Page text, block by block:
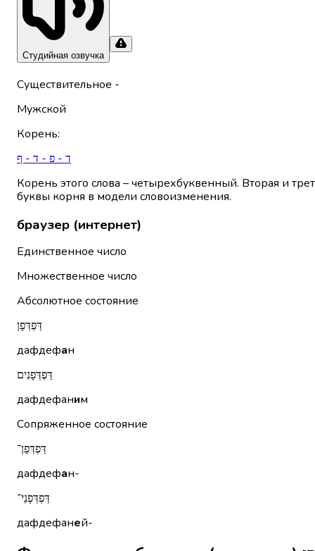
Студийная озвучка
Существительное -
Мужской
Корень:
ד - פ - ד - ף
Корень этого слова – четырехбуквенный. Вторая и
буквы корня в модели словоизменения.
браузер (интернет)
Единственное число
Множественное число
Абсолютное состояние
דַּפְדְּפָן
дафдефан
דַּפְדְּפָנִים
дафдефаним
Сопряженное состояние
דַּפְדְּפַן־
дафдефан-
דַּפְדְּפָנֵי־
дафдефаней-